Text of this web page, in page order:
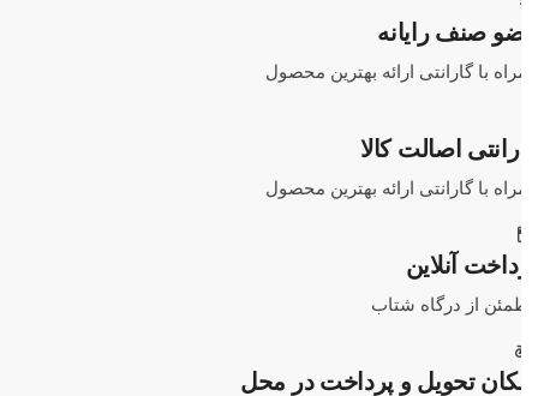
صنف رایانه
با گارانتی ارائه بهترین محصول
اصالت کالا
با گارانتی ارائه بهترین محصول
آنلاین
از درگاه شتاب
تحویل و پرداخت در محل